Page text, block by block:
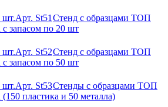
шт.Арт. St51 Стенд с образцами ТОП
с запасом по 20 шт
шт.Арт. St52Стенд с образцами ТОП
с запасом по 50 шт
шт.Арт. St53Стенды с образцами ТОП
пластика и 50 металла)